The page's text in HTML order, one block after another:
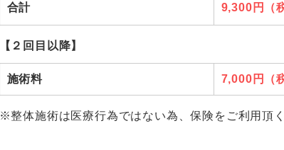
合計 9,300円（
【２回目以降】
施術料 7,000円（
※整体施術は医療行為ではない為、保険をご利用頂